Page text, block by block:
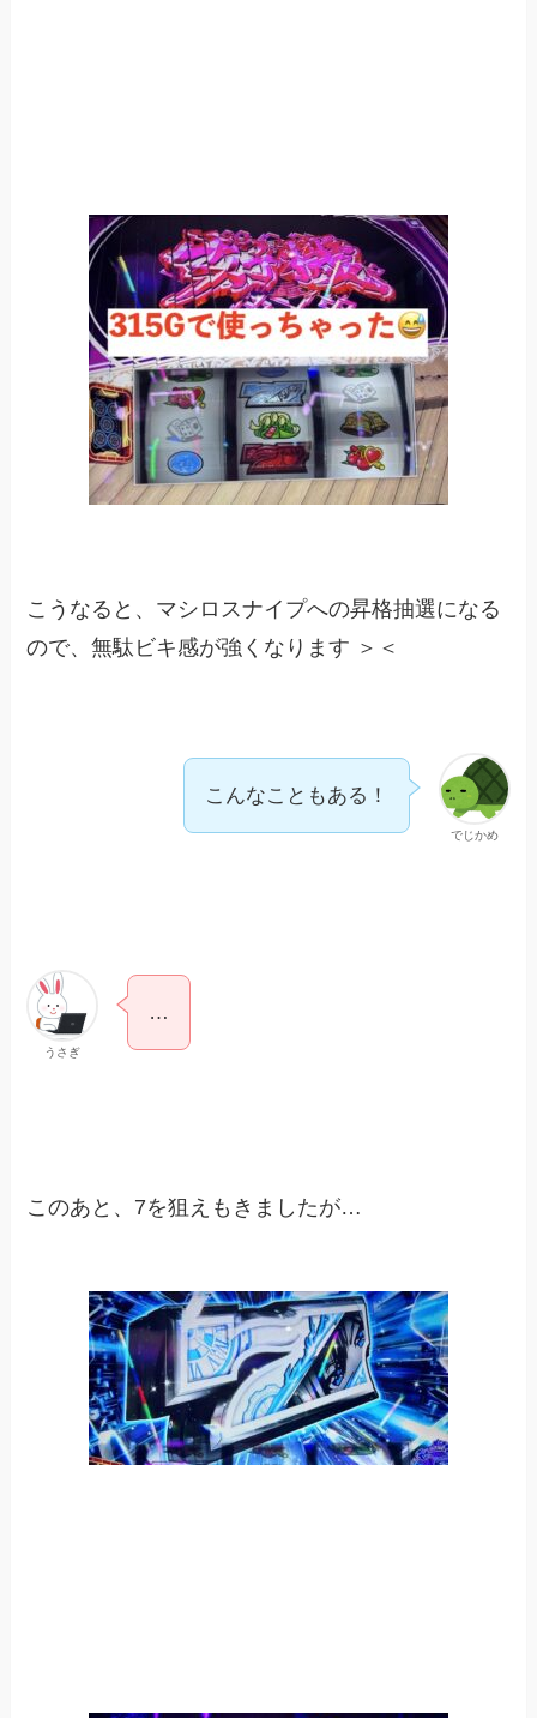
こうなると、マシロスナイプへの昇格抽選になる
ので、無駄ビキ感が強くなります ＞＜
でじかめ
こんなこともある！
うさぎ
…
このあと、7を狙えもきましたが…